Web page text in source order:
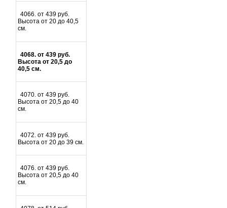
4066. от 439 руб.
Высота от 20 до 40,5
см.
4068. от 439 руб.
Высота от 20,5 до
40,5 см.
4070. от 439 руб.
Высота от 20,5 до 40
см.
4072. от 439 руб.
Высота от 20 до 39 см.
4076. от 439 руб.
Высота от 20,5 до 40
см.